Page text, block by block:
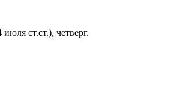
июля ст.ст.), четверг.